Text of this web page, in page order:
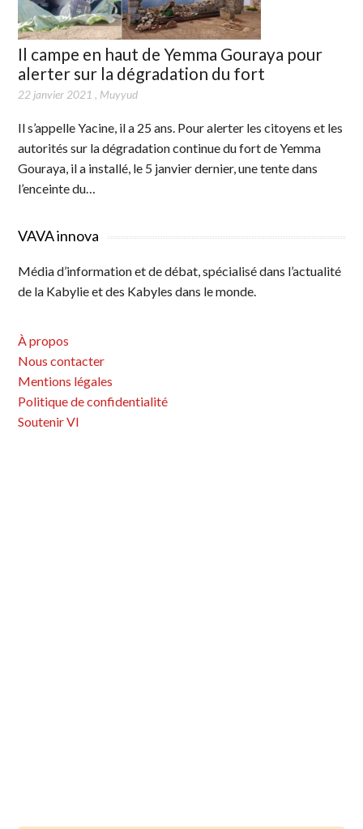
Il campe en haut de Yemma Gouraya pour
alerter sur la dégradation du fort
22 janvier 2021 , Muyyud
Il s’appelle Yacine, il a 25 ans. Pour alerter les citoyens et les
autorités sur la dégradation continue du fort de Yemma
Gouraya, il a installé, le 5 janvier dernier, une tente dans
l’enceinte du…
VAVA innova
Média d’information et de débat, spécialisé dans l’actualité
de la Kabylie et des Kabyles dans le monde.
À propos
Nous contacter
Mentions légales
Politique de confidentialité
Soutenir VI